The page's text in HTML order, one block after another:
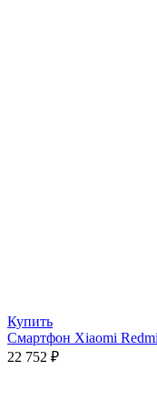
Купить
Смартфон Xiaomi
22 752 ₽